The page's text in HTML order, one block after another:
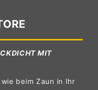
MIT
beim Zaun in Ihr